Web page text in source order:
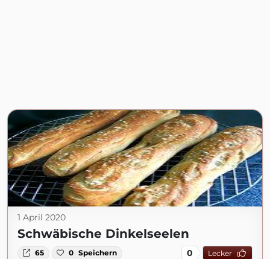
1 April 2020
Schwäbische Dinkelseelen
65 0 Speichern 0 Lecker